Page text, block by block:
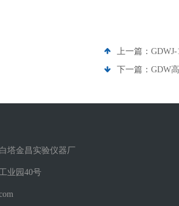
上一篇：
下一篇： GDW
塔金昌实验仪器厂
业园40号